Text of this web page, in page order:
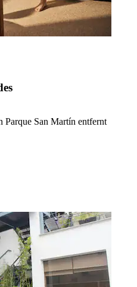
Parque San Martín entfernt